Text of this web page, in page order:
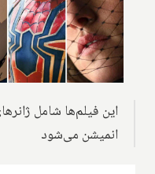
این فیلم‌ها شامل
انمیشن می‌شود